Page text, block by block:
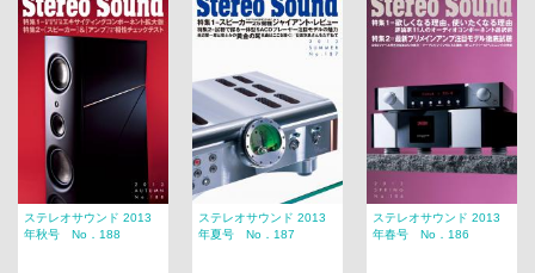
ステレオサウンド 2013
年秋号 No．188
ステレオサウンド 2013
年夏号 No．187
ステレオサウンド 2013
年春号 No．186